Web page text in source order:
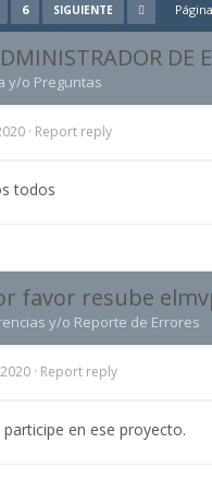
6 SIGUIENTE
DE
y/o Preguntas
· Report reply
todos
favor resube
y/o Reporte de Errores
· Report reply
en ese proyecto.